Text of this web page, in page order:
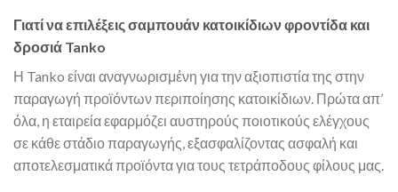
Γιατί να επιλέξεις σαμπουάν κατοικίδιων φροντίδα και
δροσιά Tanko
Η Tanko είναι αναγνωρισμένη για την αξιοπιστία της στην
παραγωγή προϊόντων περιποίησης κατοικίδιων. Πρώτα απ’
όλα, η εταιρεία εφαρμόζει αυστηρούς ποιοτικούς ελέγχους
σε κάθε στάδιο παραγωγής, εξασφαλίζοντας ασφαλή και
αποτελεσματικά προϊόντα για τους τετράποδους φίλους μας.